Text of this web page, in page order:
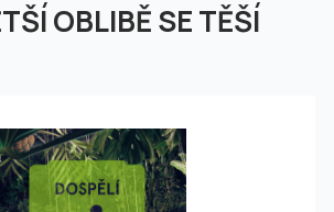
OBLIBĚ SE TĚŠÍ